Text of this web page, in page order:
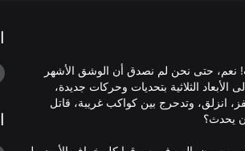
حتى نحن لم نصدق أن الوشق الأشهر
الثلاثية بتحديات وحركات جديدة،
وتدحرج بين كواكب غريبة، قاتل